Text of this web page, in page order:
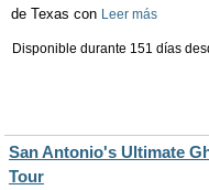
de Texas con Leer más
Disponible durante 151 días
San Antonio's Ultimate
Tour